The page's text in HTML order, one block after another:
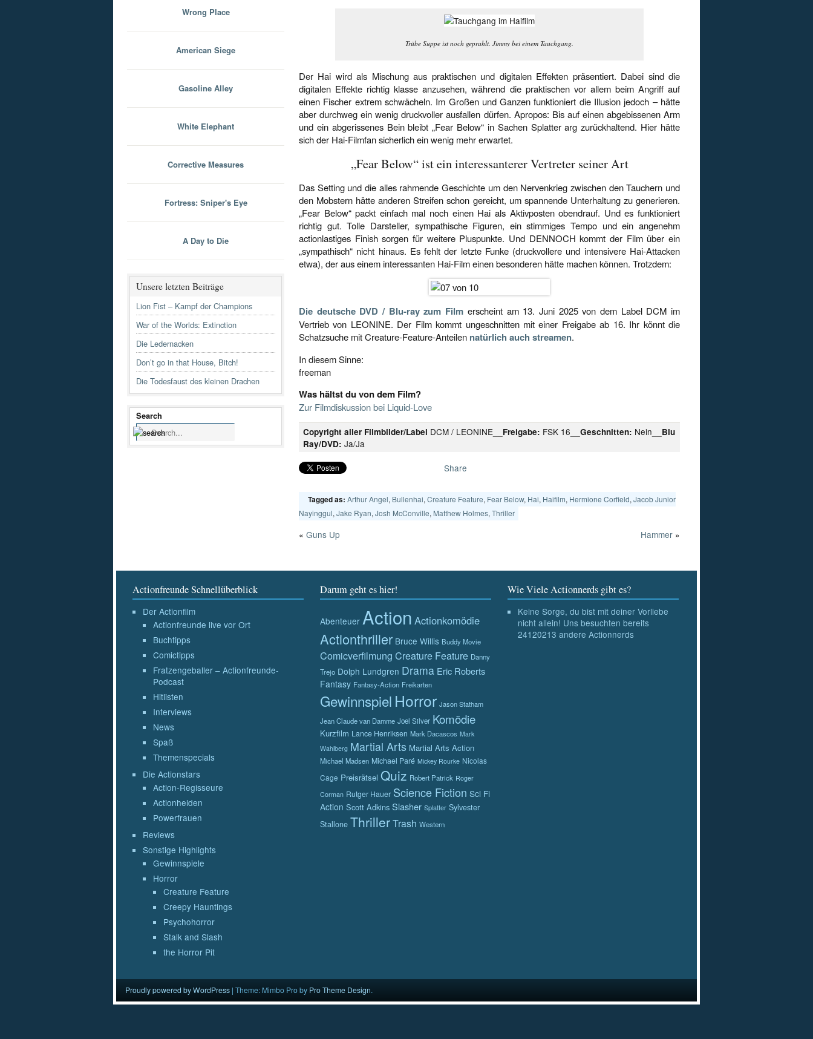
Wrong Place
American Siege
Gasoline Alley
White Elephant
Corrective Measures
Fortress: Sniper's Eye
A Day to Die
Unsere letzten Beiträge
Lion Fist – Kampf der Champions
War of the Worlds: Extinction
Die Ledernacken
Don’t go in that House, Bitch!
Die Todesfaust des kleinen Drachen
Search
Trübe Suppe ist noch geprahlt. Jimmy bei einem Tauchgang.
Der Hai wird als Mischung aus praktischen und digitalen Effekten präsentiert. Dabei sind die
digitalen Effekte richtig klasse anzusehen, während die praktischen vor allem beim Angriff auf
einen Fischer extrem schwächeln. Im Großen und Ganzen funktioniert die Illusion jedoch – hätte
aber durchweg ein wenig druckvoller ausfallen dürfen. Apropos: Bis auf einen abgebissenen Arm
und ein abgerissenes Bein bleibt „Fear Below“ in Sachen Splatter arg zurückhaltend. Hier hätte
sich der Hai-Filmfan sicherlich ein wenig mehr erwartet.
„Fear Below“ ist ein interessanterer Vertreter seiner Art
Das Setting und die alles rahmende Geschichte um den Nervenkrieg zwischen den Tauchern und
den Mobstern hätte anderen Streifen schon gereicht, um spannende Unterhaltung zu generieren.
„Fear Below“ packt einfach mal noch einen Hai als Aktivposten obendrauf. Und es funktioniert
richtig gut. Tolle Darsteller, sympathische Figuren, ein stimmiges Tempo und ein angenehm
actionlastiges Finish sorgen für weitere Pluspunkte. Und DENNOCH kommt der Film über ein
„sympathisch“ nicht hinaus. Es fehlt der letzte Funke (druckvollere und intensivere Hai-Attacken
etwa), der aus einem interessanten Hai-Film einen besonderen hätte machen können. Trotzdem:
Die deutsche DVD / Blu-ray zum Film erscheint am 13. Juni 2025 von dem Label DCM im
Vertrieb von LEONINE. Der Film kommt ungeschnitten mit einer Freigabe ab 16. Ihr könnt die
Schatzsuche mit Creature-Feature-Anteilen natürlich auch streamen.
In diesem Sinne:
freeman
Was hältst du von dem Film?
Zur Filmdiskussion bei Liquid-Love
Copyright aller Filmbilder/Label DCM / LEONINE__ Freigabe: FSK 16__ Geschnitten: Nein__ Blu
Ray/DVD: Ja/Ja
Share
Tagged as: Arthur Angel, Bullenhai, Creature Feature, Fear Below, Hai, Haifilm, Hermione Corfield, Jacob Junior
Nayinggul, Jake Ryan, Josh McConville, Matthew Holmes, Thriller
« Guns Up Hammer »
Actionfreunde Schnellüberblick
Der Actionfilm
Actionfreunde live vor Ort
Buchtipps
Comictipps
Fratzengeballer – Actionfreunde-
Podcast
Hitlisten
Interviews
News
Spaß
Themenspecials
Die Actionstars
Action-Regisseure
Actionhelden
Powerfrauen
Reviews
Sonstige Highlights
Gewinnspiele
Horror
Creature Feature
Creepy Hauntings
Psychohorror
Stalk and Slash
the Horror Pit
Darum geht es hier!
Abenteuer Action Actionkomödie
Actionthriller Bruce Willis Buddy Movie
Comicverfilmung Creature Feature Danny
Trejo Dolph Lundgren Drama Eric Roberts
Fantasy Fantasy-Action Freikarten
Gewinnspiel Horror Jason Statham
Jean Claude van Damme Joel Silver Komödie
Kurzfilm Lance Henriksen Mark Dacascos Mark
Wahlberg Martial Arts Martial Arts Action
Michael Madsen Michael Paré Mickey Rourke Nicolas
Cage Preisrätsel Quiz Robert Patrick Roger
Corman Rutger Hauer Science Fiction Sci Fi
Action Scott Adkins Slasher Splatter Sylvester
Stallone ThrillerTrash Western
Wie Viele Actionnerds gibt es?
Keine Sorge, du bist mit deiner Vorliebe
nicht allein! Uns besuchten bereits
24120213 andere Actionnerds
Proudly powered by WordPress | Theme: Mimbo Pro by Pro Theme Design.